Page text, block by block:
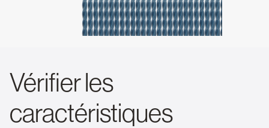
Vérifier les
caractéristiques